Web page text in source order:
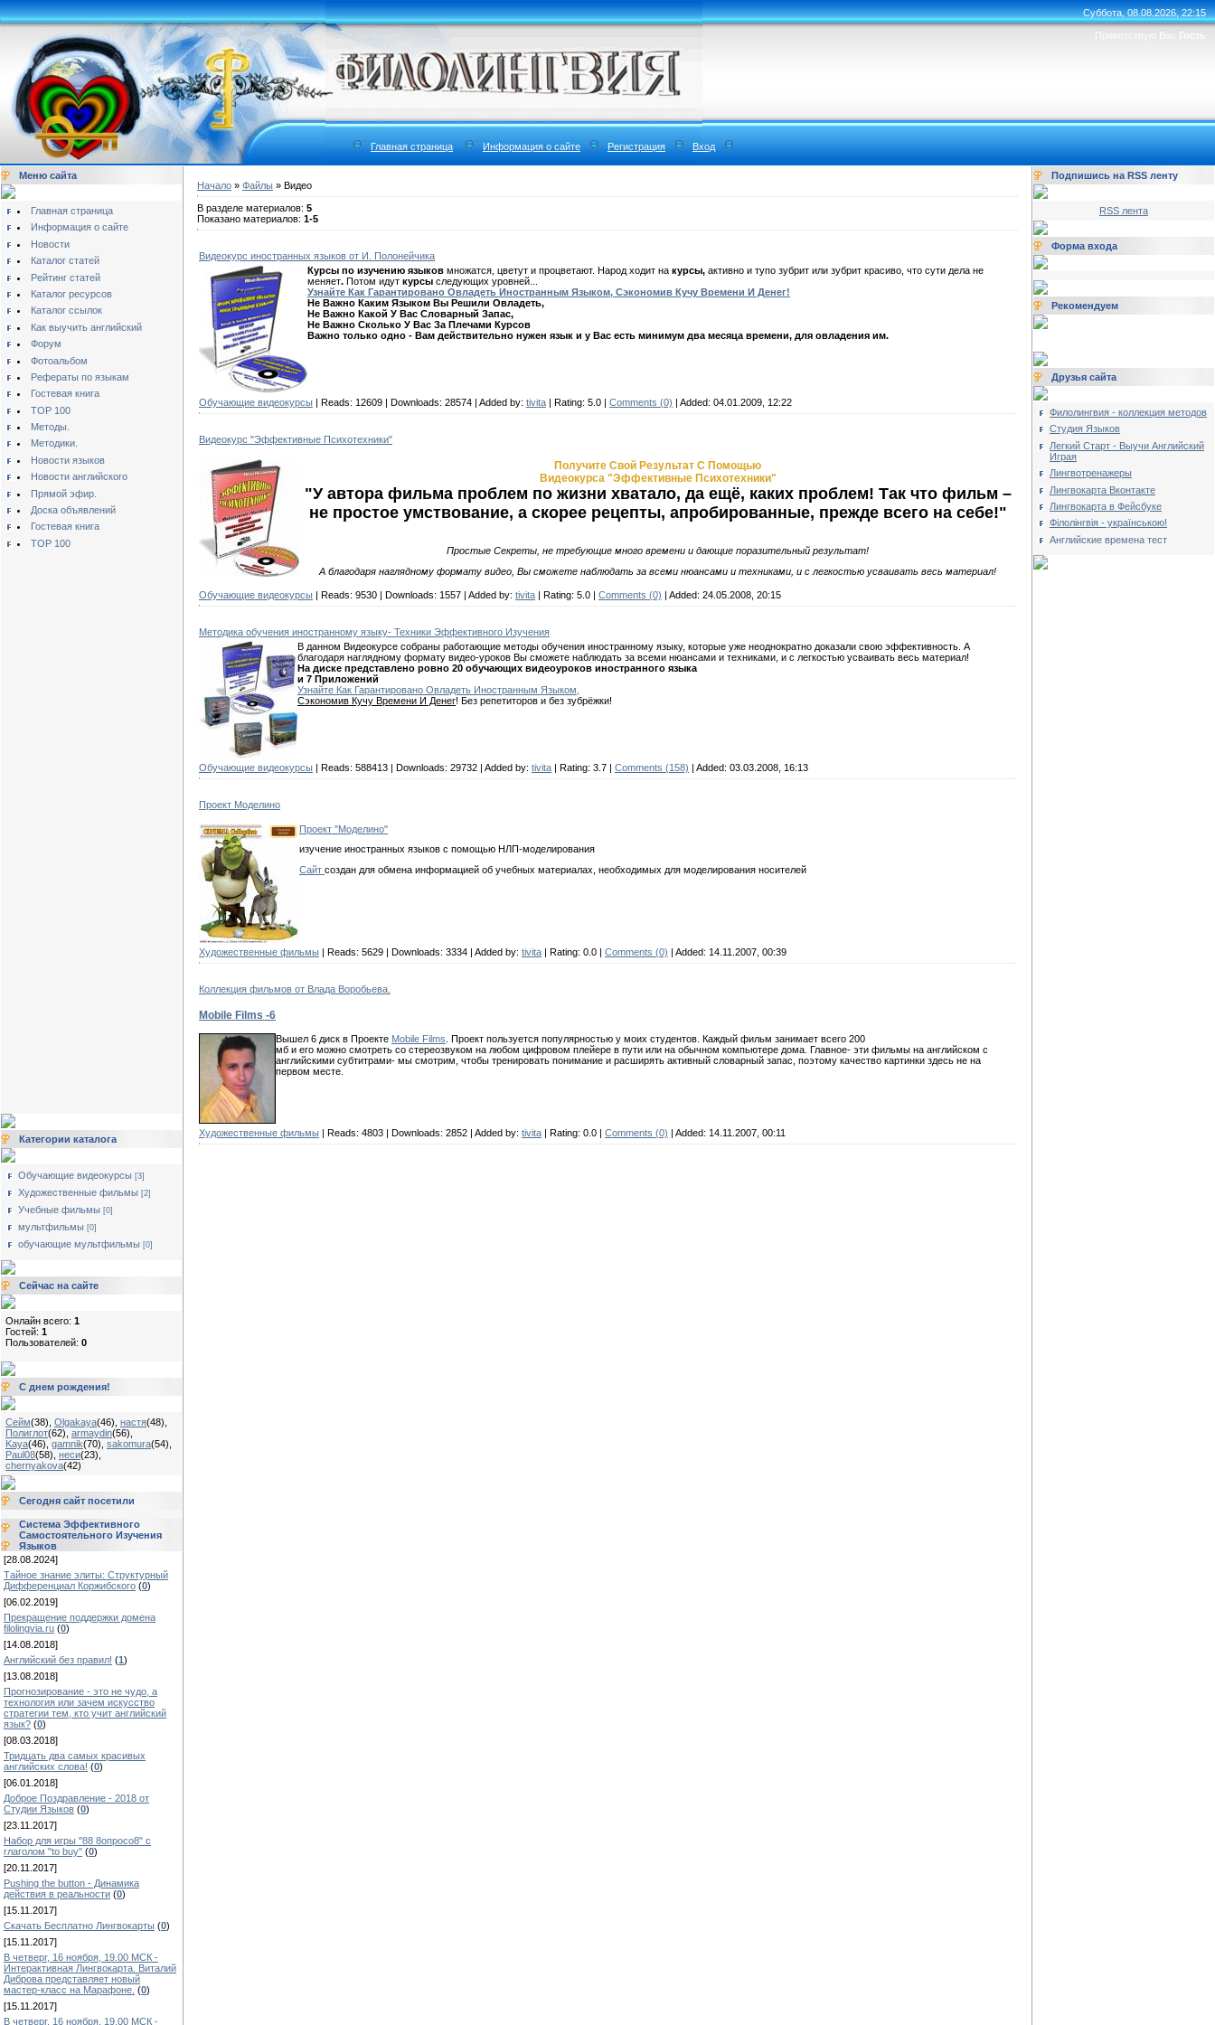
Суббота, 08.08.2026, 22:15
Приветствую Вас Гость
Главная страница Информация о сайте Регистрация Вход
Меню сайта
Главная страница
Информация о сайте
Новости
Каталог статей
Рейтинг статей
Каталог ресурсов
Каталог ссылок
Как выучить английский
Форум
Фотоальбом
Рефераты по языкам
Гостевая книга
TOP 100
Методы.
Методики.
Новости языков
Новости английского
Прямой эфир.
Доска объявлений
Гостевая книга
TOP 100
Категории каталога
Обучающие видеокурсы [3]
Художественные фильмы [2]
Учебные фильмы [0]
мультфильмы [0]
обучающие мультфильмы [0]
Сейчас на сайте
Онлайн всего: 1
Гостей: 1
Пользователей: 0
С днем рождения!
Сейм(38) Olgakaya(46) настя(48)
Полиглот(62) armaydin(56)
Kaya(46) gamnik(70) sakomura(54)
Paul08(58) неси(23)
chernyakova(42)
Сегодня сайт посетили
Система Эффективного
Самостоятельного Изучения
Языков
[28.08.2024]
Тайное знание элиты: Структурный
Дифференциал Коржибского (0)
[06.02.2019]
Прекращение поддержки домена
filolingvia.ru (0)
[14.08.2018]
Английский без правил! (1)
[13.08.2018]
Прогнозирование - это не чудо, а
технология или зачем искусство
стратегии тем, кто учит английский
язык? (0)
[08.03.2018]
Тридцать два самых красивых
английских слова! (0)
[06.01.2018]
Доброе Поздравление - 2018 от
Студии Языков (0)
[23.11.2017]
Набор для игры "88 8опросо8" с
глаголом "to buy" (0)
[20.11.2017]
Pushing the button - Динамика
действия в реальности (0)
[15.11.2017]
Скачать Бесплатно Лингвокарты (0)
[15.11.2017]
В четверг, 16 ноября, 19.00 МСК -
Интерактивная Лингвокарта. Виталий
Диброва представляет новый
мастер-класс на Марафоне. (0)
[15.11.2017]
В четверг, 16 ноября, 19.00 МСК -
Начало » Файлы » Видео
В разделе материалов: 5
Показано материалов: 1-5
Видеокурс иностранных языков от И. Полонейчика
Курсы по изучению языков множатся, цветут и процветают. Народ ходит на курсы, активно и тупо зубрит или зубрит красиво, что сути дела не
меняет. Потом идут курсы следующих уровней...
Узнайте Как Гарантировано Овладеть Иностранным Языком, Сэкономив Кучу Времени И Денег!
Не Важно Каким Языком Вы Решили Овладеть,
Не Важно Какой У Вас Словарный Запас,
Не Важно Сколько У Вас За Плечами Курсов
Важно только одно - Вам действительно нужен язык и у Вас есть минимум два месяца времени, для овладения им.
Обучающие видеокурсы | Reads: 12609 | Downloads: 28574 | Added by: tivita | Rating: 5.0 | Comments (0) | Added: 04.01.2009, 12:22
Видеокурс "Эффективные Психотехники"
Получите Свой Результат С Помощью
Видеокурса "Эффективные Психотехники"
"У автора фильма проблем по жизни хватало, да ещё, каких проблем! Так что фильм –
не простое умствование, а скорее рецепты, апробированные, прежде всего на себе!"
Простые Секреты, не требующие много времени и дающие поразительный результат!
А благодаря наглядному формату видео, Вы сможете наблюдать за всеми нюансами и техниками, и с легкостью усваивать весь материал!
Обучающие видеокурсы | Reads: 9530 | Downloads: 1557 | Added by: tivita | Rating: 5.0 | Comments (0) | Added: 24.05.2008, 20:15
Методика обучения иностранному языку- Техники Эффективного Изучения
В данном Видеокурсе собраны работающие методы обучения иностранному языку, которые уже неоднократно доказали свою эффективность. А
благодаря наглядному формату видео-уроков Вы сможете наблюдать за всеми нюансами и техниками, и с легкостью усваивать весь материал!
На диске представлено ровно 20 обучающих видеоуроков иностранного языка
и 7 Приложений
Узнайте Как Гарантировано Овладеть Иностранным Языком,
Сэкономив Кучу Времени И Денег! Без репетиторов и без зубрёжки!
Обучающие видеокурсы | Reads: 588413 | Downloads: 29732 | Added by: tivita | Rating: 3.7 | Comments (158) | Added: 03.03.2008, 16:13
Проект Моделино
Проект "Моделино"
изучение иностранных языков с помощью НЛП-моделирования
Сайт создан для обмена информацией об учебных материалах, необходимых для моделирования носителей
Художественные фильмы | Reads: 5629 | Downloads: 3334 | Added by: tivita | Rating: 0.0 | Comments (0) | Added: 14.11.2007, 00:39
Коллекция фильмов от Влада Воробьева.
Mobile Films -6
Вышел 6 диск в Проекте Mobile Films . Проект пользуется популярностью у моих студентов. Каждый фильм занимает всего 200
мб и его можно смотреть со стереозвуком на любом цифровом плейере в пути или на обычном компьютере дома. Главное- эти фильмы на английском с
английскими субтитрами- мы смотрим, чтобы тренировать понимание и расширять активный словарный запас, поэтому качество картинки здесь не на
первом месте.
Художественные фильмы | Reads: 4803 | Downloads: 2852 | Added by: tivita | Rating: 0.0 | Comments (0) | Added: 14.11.2007, 00:11
Подпишись на RSS ленту
RSS лента
Форма входа
Рекомендуем
Друзья сайта
Филолингвия - коллекция методов
Студия Языков
Легкий Старт - Выучи Английский
Играя
Лингвотренажеры
Лингвокарта Вконтакте
Лингвокарта в Фейсбуке
Філолінгвія - українською!
Английские времена тест